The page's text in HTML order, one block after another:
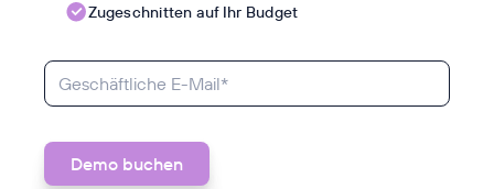
Zugeschnitten auf Ihr Budget